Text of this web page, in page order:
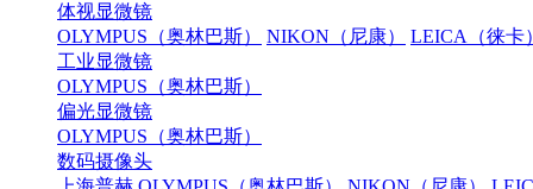
体视显微镜
OLYMPUS（奥林巴斯）
NIKON（尼康）
LEICA（徕卡）
工业显微镜
OLYMPUS（奥林巴斯）
偏光显微镜
OLYMPUS（奥林巴斯）
数码摄像头